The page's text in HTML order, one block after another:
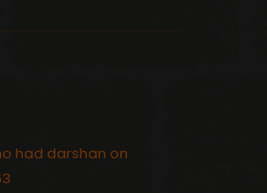
had darshan on